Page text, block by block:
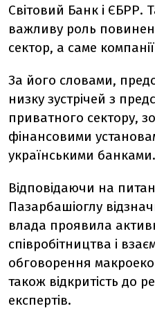
Світовий Банк і ЄБРР.
важливу роль
сектор, а саме
За його словами,
низку зустрічей з
приватного сектору,
фінансовими
українськими банками.
Відповідаючи на
Пазарбашіоглу
влада проявила
співробітництва і
обговорення
також відкритість до
експертів.